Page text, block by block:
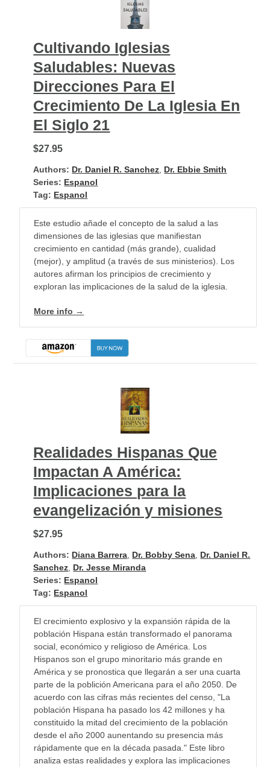
Cultivando Iglesias
Saludables: Nuevas
Direcciones Para El
Crecimiento De La Iglesia En
El Siglo 21
$27.95
Authors: Dr. Daniel R. Sanchez Dr. Ebbie Smith
Series: Espanol
Tag: Espanol
Este estudio añade el concepto de la salud a las
dimensiones de las iglesias que manifiestan
crecimiento en cantidad (más grande), cualidad
(mejor), y amplitud (a través de sus ministerios). Los
autores afirman los principios de crecimiento y
exploran las implicaciones de la salud de la iglesia.
More info →
Realidades Hispanas Que
Impactan A América:
Implicaciones para la
evangelización y misiones
$27.95
Authors: Diana Barrera Dr. Bobby Sena Dr. Daniel R.
Sanchez Dr. Jesse Miranda
Series: Espanol
Tag: Espanol
El crecimiento explosivo y la expansión rápida de la
población Hispana están transformado el panorama
social, económico y religioso de América. Los
Hispanos son el grupo minoritario más grande en
América y se pronostica que llegarán a ser una cuarta
parte de la poblición Americana para el año 2050. De
acuerdo con las cifras más recientes del censo, "La
población Hispana ha pasado los 42 millones y ha
constituido la mitad del crecimiento de la población
desde el año 2000 aunentando su presencia más
rápidamente que en la década pasada." Este libro
analiza estas realidades y explora las implicaciones